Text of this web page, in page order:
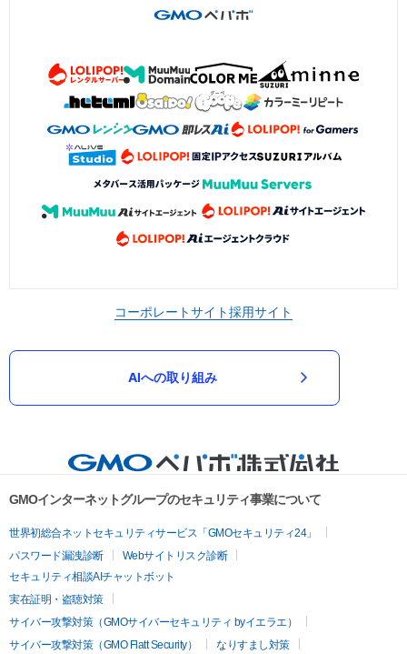
コーポレートサイト採用サイト
AIへの取り組み
GMOインターネットグループのセキュリティ事業について
世界初総合ネットセキュリティサービス「GMOセキュリティ24」
パスワード漏洩診断
Webサイトリスク診断
セキュリティ相談AIチャットボット
実在証明・盗聴対策
サイバー攻撃対策（GMOサイバーセキュリティ byイエラエ）
サイバー攻撃対策（GMO Flatt Security）
なりすまし対策